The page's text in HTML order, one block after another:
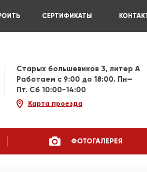
СЕРТИФИКАТЫ
Старых большевиков 3, литер А
Работаем c 9:00 до 18:00. Пн—
Пт. Сб 10:00-14:00
Карта проезда
ФОТОГАЛЕРЕЯ